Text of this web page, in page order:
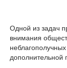
Одной из задач
внимания
дополнительной